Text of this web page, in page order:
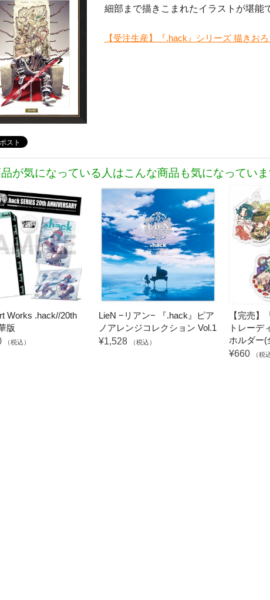
細部まで描きこまれたイラストが堪能
【受注生産】『.hack』シリーズ 描きお
が気になっている人はこんな商品も気になってい
Works .hack//20th
版
（税込）
LieN −リアン− 『.hack』ピア
ノアレンジコレクション Vol.1
¥1,528
（税込）
【完売】
トレーデ
ホルダー(
¥660
（税